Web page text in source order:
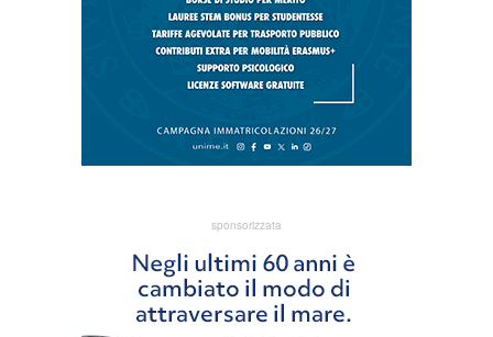
sponsorizzata